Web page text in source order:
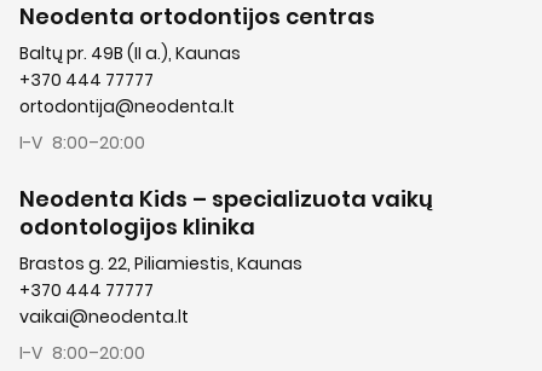
Neodenta ortodontijos centras
Baltų pr. 49B (II a.), Kaunas
+370 444 77777
ortodontija@neodenta.lt
I-V 8:00–20:00
Neodenta Kids – specializuota vaikų
odontologijos klinika
Brastos g. 22, Piliamiestis, Kaunas
+370 444 77777
vaikai@neodenta.lt
I-V 8:00–20:00